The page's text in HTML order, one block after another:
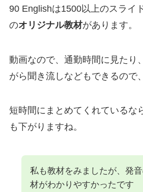
90 Englishは1500以上のスライ
のオリジナル教材があります。
動画なので、通勤時間に見たり
がら聞き流しなどもできるので
短時間にまとめてくれているな
も下がりますね。
私も教材をみましたが、発
材がわかりやすかったです